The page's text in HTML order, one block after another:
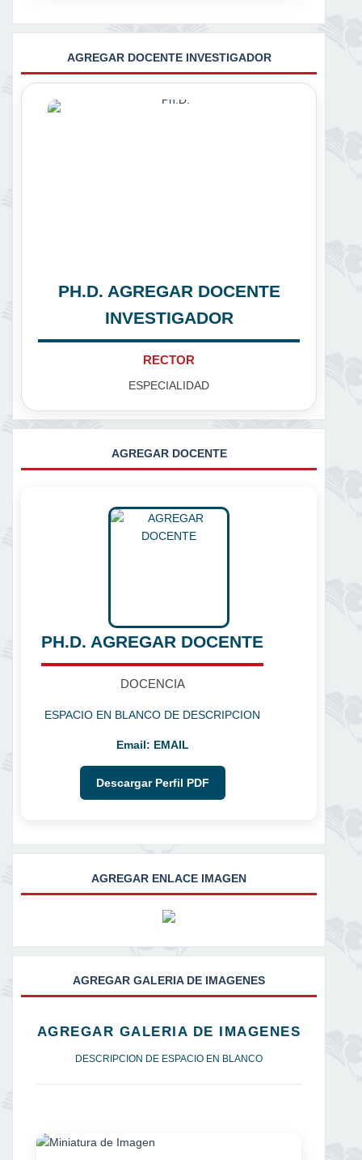
AGREGAR DOCENTE INVESTIGADOR
PH.D. AGREGAR DOCENTE
INVESTIGADOR
RECTOR
ESPECIALIDAD
AGREGAR DOCENTE
PH.D. AGREGAR DOCENTE
DOCENCIA
ESPACIO EN BLANCO DE DESCRIPCION
Email: EMAIL
Descargar Perfil PDF
AGREGAR ENLACE IMAGEN
AGREGAR GALERIA DE IMAGENES
AGREGAR GALERIA DE IMAGENES
DESCRIPCION DE ESPACIO EN BLANCO